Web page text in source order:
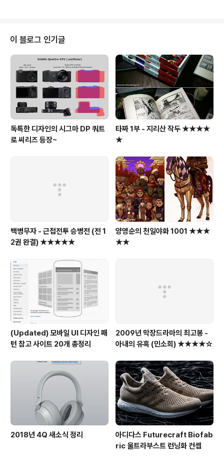
만점에 10점~~~ ★★★★★ ※ hushie에서 전곡 미리
들어보기 (음반사들의 압박으로, 2008년 11월 22일 hus
hie 서비스는 종료되었고, http://streamdrag.com/ 에
서 아래 제목대로 검색하면 빠르게 찾아서, 들어볼 수 있고,
playlist도 만들 수 있다. ..
이 블로그 인기글
독특한 디자인의 시그마 DP 쿼트
로 씨리즈 등장~
타짜 1부 - 지리산 작두 ★★★★
★
백병무자 - 근접전투 승병전 (전 1
2권 완결) ★★★★★
양영순의 천일야화 1001 ★★★
★★
(Updated) 모바일 UI 디자인 패
턴 참고 사이트 20개 총정리
2009년 막장드라마의 최고봉 -
아내의 유혹 (민소희) ★★★★☆
2018년 4Q 새소식 정리
아디다스 Futurecraft Biofab
ric 울트라부스트 런닝화 컨셉